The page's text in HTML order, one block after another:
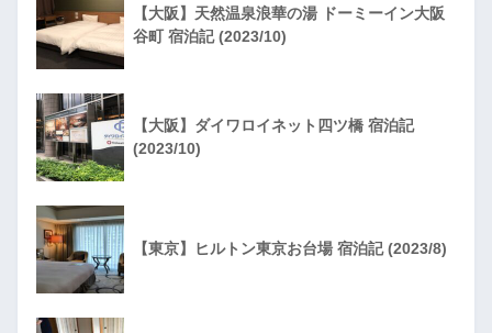
【大阪】天然温泉浪華の湯 ドーミーイン大阪
谷町 宿泊記 (2023/10)
【大阪】ダイワロイネット四ツ橋 宿泊記
(2023/10)
【東京】ヒルトン東京お台場 宿泊記 (2023/8)